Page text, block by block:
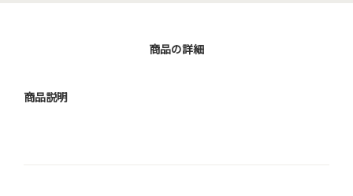
商品の詳細
商品説明